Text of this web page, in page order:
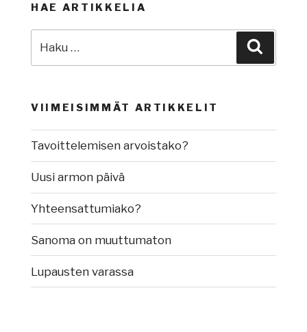
HAE ARTIKKELIA
VIIMEISIMMÄT ARTIKKELIT
Tavoittelemisen arvoistako?
Uusi armon päivä
Yhteensattumiako?
Sanoma on muuttumaton
Lupausten varassa